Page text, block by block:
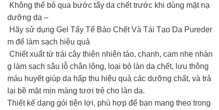
‍️ Không thể bỏ qua bước tẩy da chết trước khi dùng mặt nạ
dưỡng da –
Hãy sử dụng Gel Tẩy Tế Bào Chết Và Tái Tạo Da Pureder
m để làm sạch hiệu quả
Chiết xuất từ trái cây thiên nhiên táo, chanh, cam nhẹ nhàn
g làm sạch sâu lỗ chân lông, loại bỏ làn da chết, lưu thông
máu huyết giúp da hấp thu hiệu quả các dưỡng chất, và trả
lại bề mặt mịn màng tươi trẻ cho làn da.
Thiết kế dạng gói tiện lợi, phù hợp để bạn mang theo trong